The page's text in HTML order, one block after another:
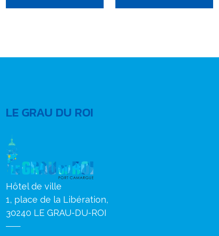
LE GRAU DU ROI
Hôtel de ville
1, place de la Libération,
30240 LE GRAU-DU-ROI